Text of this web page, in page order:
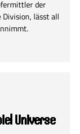
der
lässt all
Universe